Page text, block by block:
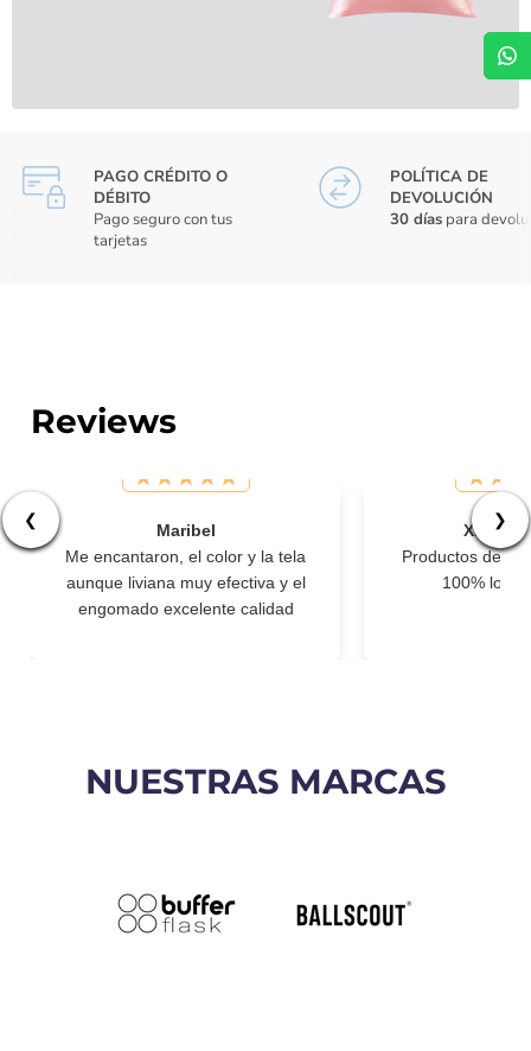
PAGO CRÉDITO O
DÉBITO
Pago seguro con tus
tarjetas
POLÍTICA DE
DEVOLUCIÓN
30 días para
Reviews
❮ ❯
Maribel
Me encantaron, el color y la tela
aunque liviana muy efectiva y el
engomado excelente calidad
Ximena
Productos de
100% lo
NUESTRAS MARCAS